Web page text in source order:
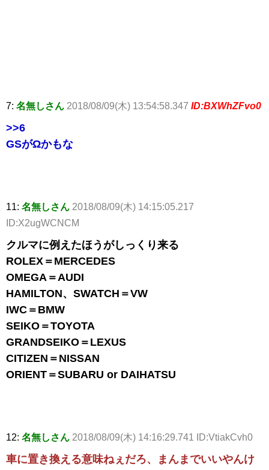
7: 名無しさん 2018/08/09(木) 13:54:58.347 ID:BXWhZFvo0
>>6
GSがΩかもな
11: 名無しさん 2018/08/09(木) 14:15:05.217
ID:X2ugWCNCM
クルマに例えたほうがしっくり来る
ROLEX＝MERCEDES
OMEGA＝AUDI
HAMILTON、SWATCH＝VW
IWC＝BMW
SEIKO＝TOYOTA
GRANDSEIKO＝LEXUS
CITIZEN＝NISSAN
ORIENT＝SUBARU or DAIHATSU
12: 名無しさん 2018/08/09(木) 14:16:29.741 ID:VtiakCvh0
車に置き換える意味ねぇだろ、まんまでいいやんけ